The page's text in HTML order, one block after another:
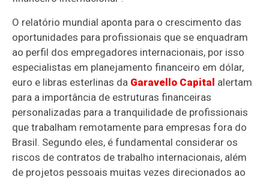
O relatório mundial aponta para o crescimento das
oportunidades para profissionais que se enquadram
ao perfil dos empregadores internacionais, por isso
especialistas em planejamento financeiro em dólar,
euro e libras esterlinas da Garavello Capital alertam
para a importância de estruturas financeiras
personalizadas para a tranquilidade de profissionais
que trabalham remotamente para empresas fora do
Brasil. Segundo eles, é fundamental considerar os
riscos de contratos de trabalho internacionais, além
de projetos pessoais muitas vezes direcionados ao